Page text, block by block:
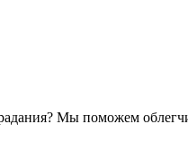
Мы поможем